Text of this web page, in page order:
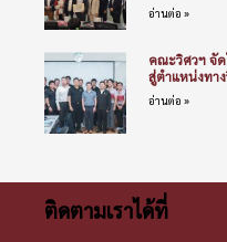
อ่านต่อ »
คณะวิศวฯ จัด
สู่ตำแหน่งทา
อ่านต่อ »
ติดตามเราได้ที่